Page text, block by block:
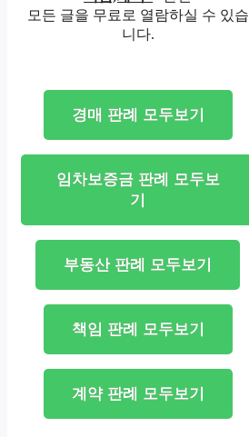
모든 글을 무료로 열람하실 수 있습
니다.
경매 판례 모두보기
임차보증금 판례 모두보
기
부동산 판례 모두보기
책임 판례 모두보기
계약 판례 모두보기